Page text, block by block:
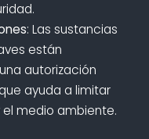
: Las sustancias
están
autorización
ayuda a limitar
medio ambiente.